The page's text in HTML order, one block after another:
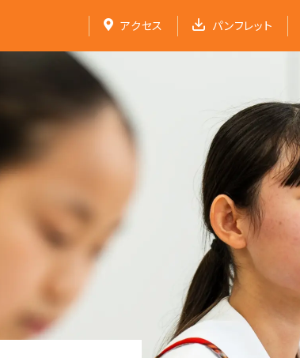
アクセス パンフレット